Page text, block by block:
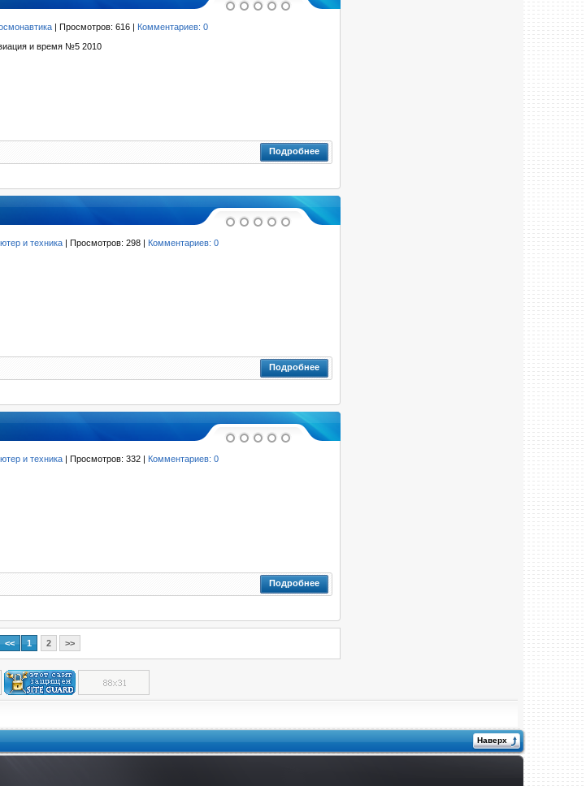
| Просмотров: 616 | Комментариев: 0
Подробнее
и техника | Просмотров: 298 | Комментариев: 0
Подробнее
и техника | Просмотров: 332 | Комментариев: 0
Подробнее
<< 1 2 >>
Наверх